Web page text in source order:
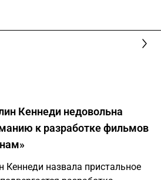
Кеннеди недовольна
к разработке фильмов
Кеннеди назвала пристальное